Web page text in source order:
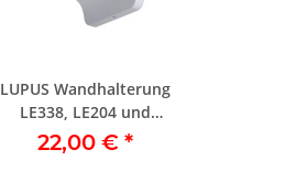
LUPUS Wandhalterung
LE338, LE204 und
LE224
22,00 € *